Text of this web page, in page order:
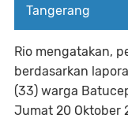
Tangerang
Rio mengatakan,
berdasarkan
(33) warga
Jumat 20 Oktober